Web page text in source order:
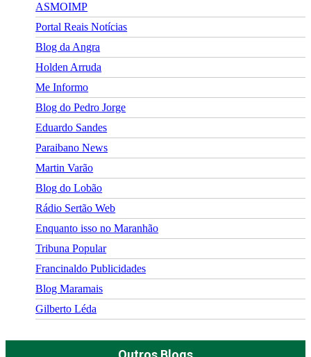
ASMOIMP
Portal Reais Notí­cias
Blog da Angra
Holden Arruda
Me Informo
Blog do Pedro Jorge
Eduardo Sandes
Paraibano News
Martin Varão
Blog do Lobão
Rádio Sertão Web
Enquanto isso no Maranhão
Tribuna Popular
Francinaldo Publicidades
Blog Maramais
Gilberto Léda